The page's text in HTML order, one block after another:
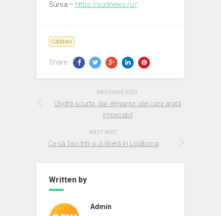
Sursa – https://sudnews.ro/
Călătorii
Share:
PREVIOUS POST
Unghii scurte, dar elegante: idei care arată
impecabil
NEXT POST
Ce să faci într-o zi liberă în Lisabona
Written by
Admin